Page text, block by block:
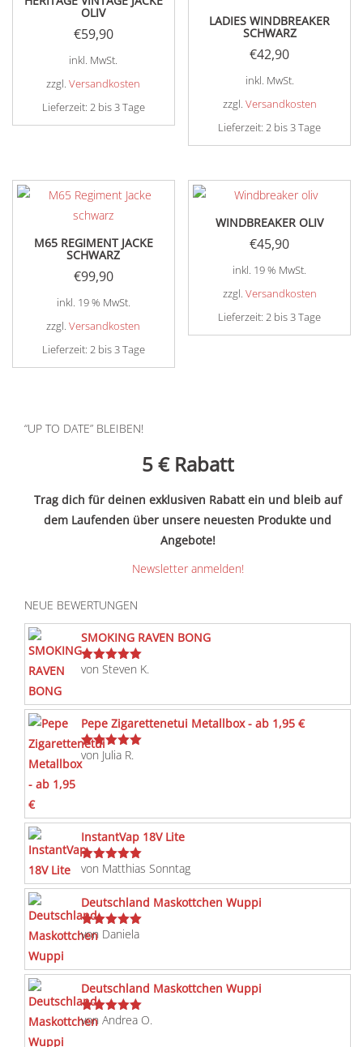
OLIV
€59,90
inkl. MwSt.
zzgl.Versandkosten
Lieferzeit: 2 bis 3 Tage
Dieses
mehrere
Varianten
Die
Optionen
der
Produktseite
LADIES WINDBREAKER
SCHWARZ
€42,90
inkl. MwSt.
zzgl. Versandkosten
Lieferzeit:2 bis 3 Tage
Dieses
weist
Varianten
auf.
Die
Optionen
können
auf
M65 REGIMENT JACKE
SCHWARZ
€99,90
inkl. 19 % MwSt.
zzgl.Versandkosten
Lieferzeit: 2 bis 3 Tage
WINDBREAKER OLIV
€45,90
inkl. 19 % MwSt.
zzgl. Versandkosten
Lieferzeit:2 bis 3 Tage
“UP TO DATE” BLEIBEN!
5 € Rabatt
Trag dich für deinen exklusiven Rabatt ein und bleib auf
dem Laufenden über unsere neuesten Produkte und
Angebote!
Newsletter anmelden!
NEUE BEWERTUNGEN
SMOKING RAVEN BONG
Bewertet
von Steven K.
Pepe Zigarettenetui Metallbox - ab 1,95 €
Bewertet
mit
von Julia R.
InstantVap 18V Lite
Bewertet
mit5von 5
von Matthias Sonntag
Deutschland Maskottchen Wuppi
Bewertet
von Daniela
Deutschland Maskottchen Wuppi
Bewertet
von Andrea O.